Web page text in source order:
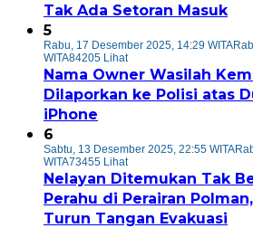
Tak Ada Setoran Masuk
5
Rabu, 17 Desember 2025, 14:29 WITA
WITA84205 Lihat
Nama Owner Wasilah
Dilaporkan ke Polisi atas
iPhone
6
Sabtu, 13 Desember 2025, 22:55 WITA
WITA73455 Lihat
Nelayan Ditemukan Tak
Perahu di Perairan
Turun Tangan Evakuasi